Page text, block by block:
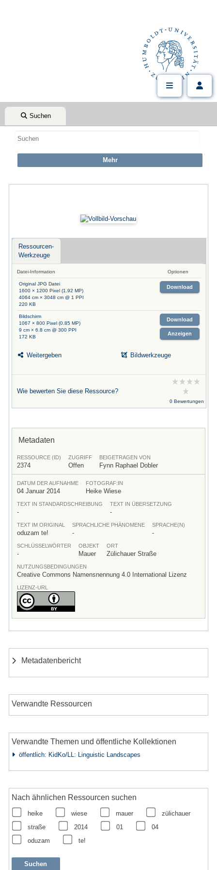
Suchen
Ressourcen-
Werkzeuge
Datei-Information Optionen
Original JPG Datei
1600 × 1200 Pixel (1.92 MP)
4064 cm × 3048 cm @ 1 PPI
220 KB
Download
Bildschirm
1067 × 800 Pixel (0.85 MP)
9 cm × 6.8 cm @ 300 PPI
172 KB
Download
Anzeigen
Weitergeben Bildwerkzeuge
Wie bewerten Sie diese Ressource?
0 Bewertungen
Metadaten
RESSOURCE (ID)
2374
ZUGRIFF
Offen
BEIGETRAGEN VON
Fynn Raphael Dobler
DATUM DER AUFNAHME
04 Januar 2014
FOTOGRAF:IN
Heike Wiese
TEXT IN STANDARDSCHREIBUNG
-
TEXT IN ÜBERSETZUNG
-
TEXT IM ORIGINAL
oduzam te!
SPRACHLICHE PHÄNOMENE
-
SPRACHE(N)
-
SCHLÜSSELWÖRTER
-
OBJEKT
Mauer
ORT
Zülichauer Straße
NUTZUNGSBEDINGUNGEN
Creative Commons Namensnennung 4.0 International Lizenz
LIZENZ-URL
Metadatenbericht
Verwandte Ressourcen
Verwandte Themen und öffentliche Kollektionen
öffentlich: KidKo/LL: Linguistic Landscapes
Nach ähnlichen Ressourcen suchen
heike wiese mauer
zülichauer
straße
2014 01
04
oduzam
te!